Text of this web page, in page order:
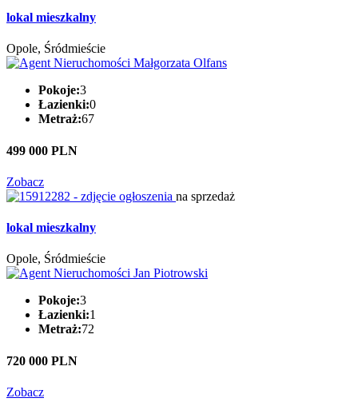
lokal mieszkalny
Opole, Śródmieście
Pokoje:3
Łazienki:0
Metraż:67
499 000 PLN
Zobacz
na sprzedaż
lokal mieszkalny
Opole, Śródmieście
Pokoje:3
Łazienki:1
Metraż:72
720 000 PLN
Zobacz